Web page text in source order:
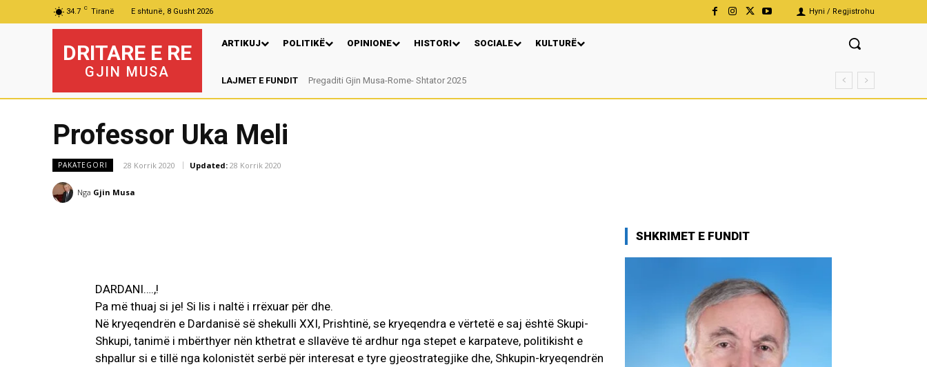
34.7 C Tiranë E shtunë, 8 Gusht 2026 Hyni / Regjistrohu
DRITARE E RE
GJIN MUSA
ARTIKUJ POLITIKË OPINIONE HISTORI SOCIALE KULTURË
LAJMET E FUNDIT Pregaditi Gjin Musa-Rome- Shtator 2025
Nga: Ndue Dedaj
Professor Uka Meli
PAKATEGORI 28 Korrik 2020 Updated: 28 Korrik 2020
Nga Gjin Musa
DARDANI….,!
Pa më thuaj si je! Si lis i naltë i rrëxuar për dhe.
Në kryeqendrën e Dardanisë së shekulli XXI, Prishtinë, se kryeqendra e vërtetë e saj është Skupi-
Shkupi, tanimë i mbërthyer nën kthetrat e sllavëve të ardhur nga stepet e karpateve, politikisht e
shpallur si e tillë nga kolonistët serbë për interesat e tyre gjeostrategjike dhe, Shkupin-kryeqendrën
SHKRIMET E FUNDIT